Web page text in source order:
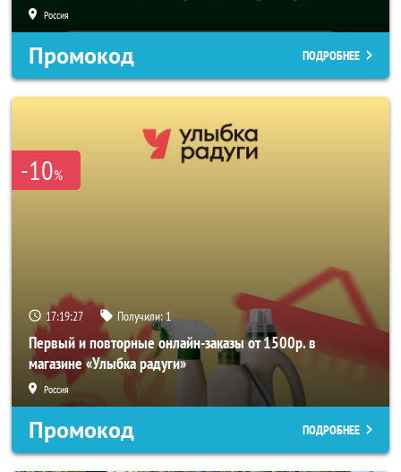
Россия
Промокод ПОДРОБНЕЕ
-10%
17:19:25 Получили:1
Первый и повторные онлайн-заказы от 1500р. в
магазине «Улыбка радуги»
Россия
Промокод ПОДРОБНЕЕ